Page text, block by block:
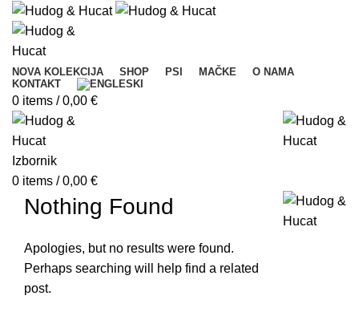
NOVA KOLEKCIJA SHOP PSI MAČKE
O NAMA
KONTAKT
0 items / 0,00 €
Izbornik
0 items / 0,00 €
Nothing Found
Apologies, but no results were found.
Perhaps searching will help find a related
post.